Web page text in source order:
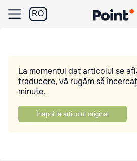
RO
La momentul dat articolul se
traducere, vă rugăm să
minute.
Înapoi la articolul original